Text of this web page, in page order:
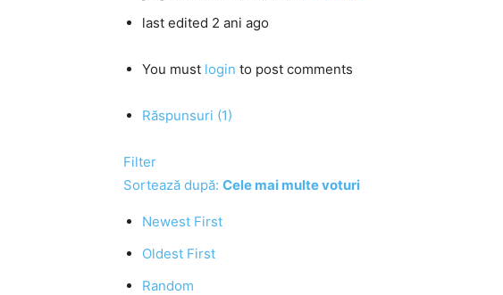
last edited 2 ani ago
You must login to post comments
Răspunsuri (1)
Filter
Sortează după: Cele mai multe voturi
Newest First
Oldest First
Random